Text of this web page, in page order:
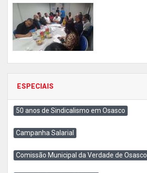
ESPECIAIS
50 anos de Sindicalismo em Osasco
Campanha Salarial
Comissão Municipal da Verdade de Osasco